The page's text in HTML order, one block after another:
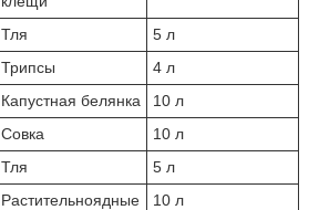
Тля
5 л
Трипсы
4 л
Капустная белянка
10 л
Совка
10 л
Тля
5 л
Растительноядные
10 л